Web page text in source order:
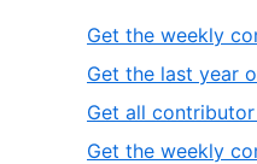
Get the weekly
Get the last year
Get all
Get the weekly